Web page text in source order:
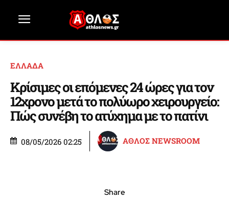
ΕΛΛΑΔΑ
Κρίσιμες οι επόμενες 24 ώρες για τον
12χρονο μετά το πολύωρο χειρουργείο:
Πώς συνέβη το ατύχημα με το πατίνι
08/05/2026 02:25 ΑΘΛΟΣ NEWSROOM
Share